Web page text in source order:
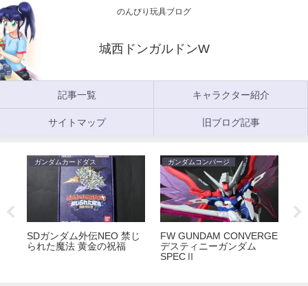
のんびり玩具ブログ
城西ドンガルドンW
記事一覧 キャラクター紹介
サイトマップ 旧ブログ記事
ガンダムカードダス
SDガンダム外伝NEO 禁じ
られた魔法 黄金の祝福
ガンダムコンバージ
FW GUNDAM CONVERGE
デスティニーガンダム
SPECⅡ